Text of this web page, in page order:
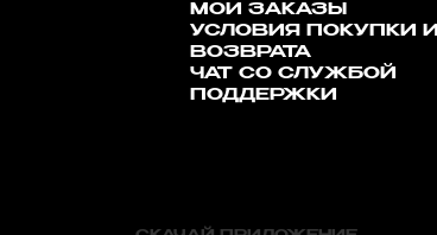
МОИ ЗАКАЗЫ
УСЛОВИЯ ПОКУПКИ И
ВОЗВРАТА
ЧАТ СО СЛУЖБОЙ
ПОДДЕРЖКИ